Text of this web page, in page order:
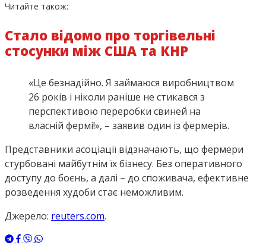
Читайте також:
Стало відомо про торгівельні
стосунки між США та КНР
«Це безнадійно. Я займаюся виробництвом
26 років і ніколи раніше не стикався з
перспективою переробки свиней на
власній фермі!», – заявив один із фермерів.
Представники асоціації відзначають, що фермери
стурбовані майбутнім їх бізнесу. Без оперативного
доступу до боєнь, а далі – до споживача, ефективне
розведення худоби стає неможливим.
Джерело: reuters.com.